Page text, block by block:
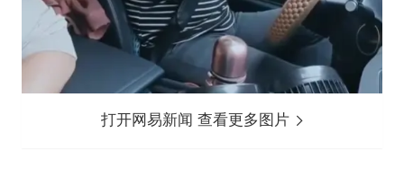
打开网易新闻 查看更多图片